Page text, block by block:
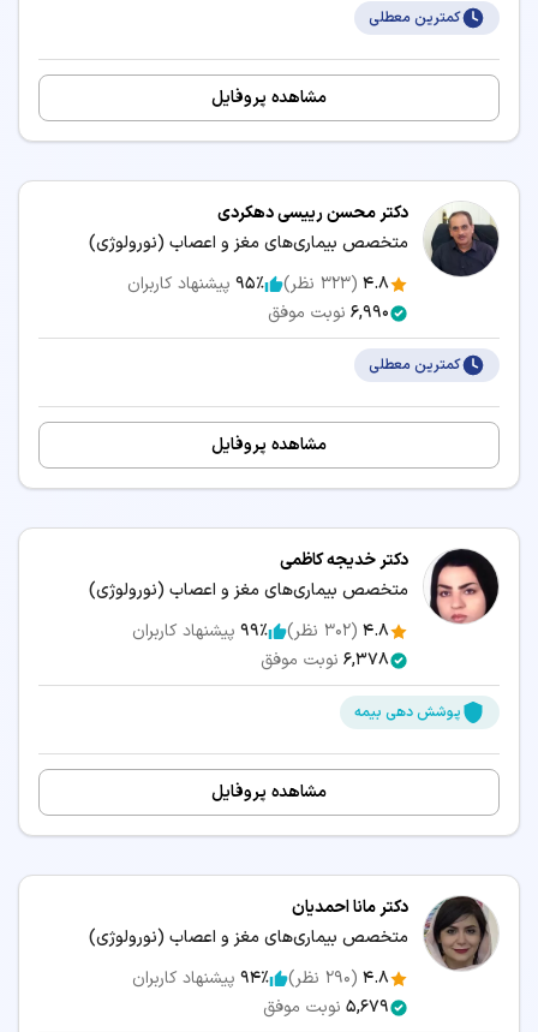
کمترین معطلی
مشاهده پروفایل
دکتر محسن رییسی دهکردی
متخصص بیماری‌های مغز و اعصاب (نورولوژی)
4.8
(
323 نظر) 95٪ پیشنهاد کاربران
6,990 نوبت موفق
کمترین معطلی
مشاهده پروفایل
دکتر خدیجه کاظمی
متخصص بیماری‌های مغز و اعصاب (نورولوژی)
4.8
(
302 نظر) 99٪ پیشنهاد کاربران
6,378 نوبت موفق
پوشش دهی بیمه
مشاهده پروفایل
دکتر مانا احمدیان
متخصص بیماری‌های مغز و اعصاب (نورولوژی)
4.8
(
290 نظر) 94٪ پیشنهاد کاربران
5,679 نوبت موفق